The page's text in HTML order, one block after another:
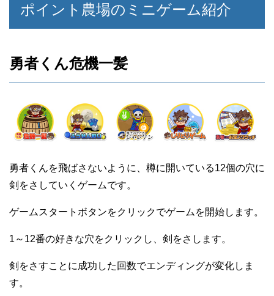
ポイント農場のミニゲーム紹介
勇者くん危機一髪
勇者くんを飛ばさないように、樽に開いている12個の穴に
剣をさしていくゲームです。
ゲームスタートボタンをクリックでゲームを開始します。
1～12番の好きな穴をクリックし、剣をさします。
剣をさすことに成功した回数でエンディングが変化しま
す。